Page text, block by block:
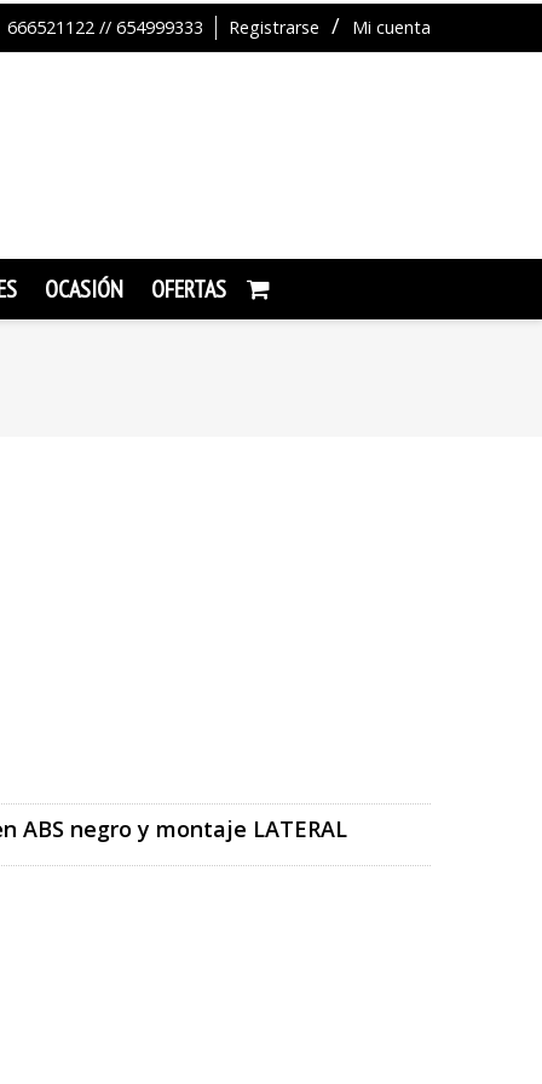
Registrarse Mi cuenta
666521122 // 654999333
OCASIÓN OFERTAS
ABS negro y montaje LATERAL